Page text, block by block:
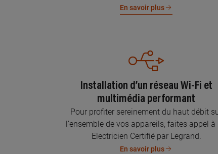
En savoir plus
Installation d’un réseau Wi-Fi et
multimédia performant
Pour profiter sereinement du haut débit
l’ensemble de vos appareils, faites appel à
Electricien Certifié par Legrand.
En savoir plus